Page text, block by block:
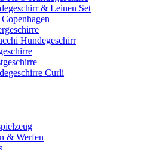
& Leinen Set
Hundegeschirr
Curli
& Werfen